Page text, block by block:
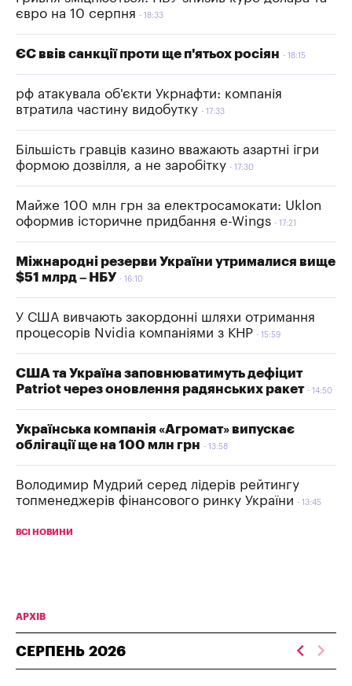
євро на 10 серпня
18:33
ЄС ввів санкції проти ще п'ятьох росіян 18:15
рф атакувала об'єкти Укрнафти: компанія
втратила частину видобутку
17:33
Більшість гравців казино вважають азартні ігри
формою дозвілля, а не заробітку
17:30
Майже 100 млн грн за електросамокати: Uklon
оформив історичне придбання e-Wings
17:21
Міжнародні резерви України утрималися вище
$51 млрд – НБУ
16:10
У США вивчають закордонні шляхи отримання
процесорів Nvidia компаніями з КНР
15:59
США та Україна заповнюватимуть дефіцит
Patriot через оновлення радянських ракет
14:50
Українська компанія «Агромат» випускає
облігації ще на 100 млн грн
13:58
Володимир Мудрий серед лідерів рейтингу
топменеджерів фінансового ринку України
13:45
ВСІ НОВИНИ
АРХІВ
СЕРПЕНЬ 2026